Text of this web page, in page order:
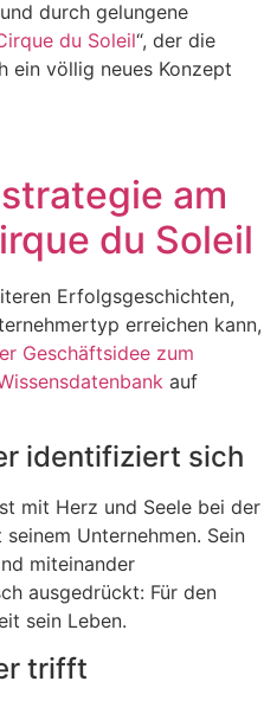
durch gelungene
du Soleil“, der die
ein völlig neues Konzept
Erfolgsgeschichten,
erreichen kann,
Geschäftsidee zum
auf
identifiziert sich
mit Herz und Seele bei der
seinem Unternehmen. Sein
miteinander
ausgedrückt: Für den
sein Leben.
trifft